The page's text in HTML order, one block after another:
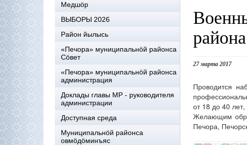
Медшöр
ВЫБОРЫ 2026
Район йылысь
«Печора» муниципальнöй районса
Сöвет
«Печора» муниципальнöй районса
администрация
Доклады главы МР - руководителя
администрации
Доступная среда
Муниципальнöй районса
овмöдöминъяс
27 марта 2017
Проводится
от 18 до 40
Желающим
Печора,